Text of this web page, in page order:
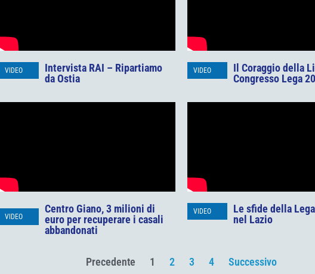
VIDEO
Intervista RAI – Ripartiamo
da Ostia
VIDEO
Il Coraggio della
Congresso Lega
VIDEO
Centro Giano, 3 milioni di
euro per recuperare i casali
abbandonati
VIDEO
Le sfide della
nel Lazio
Precedente 1 2 3 4 Successivo